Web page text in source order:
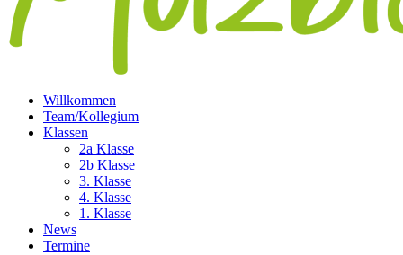
Willkommen
Team/Kollegium
Klassen
2a Klasse
2b Klasse
3. Klasse
4. Klasse
1. Klasse
News
Termine